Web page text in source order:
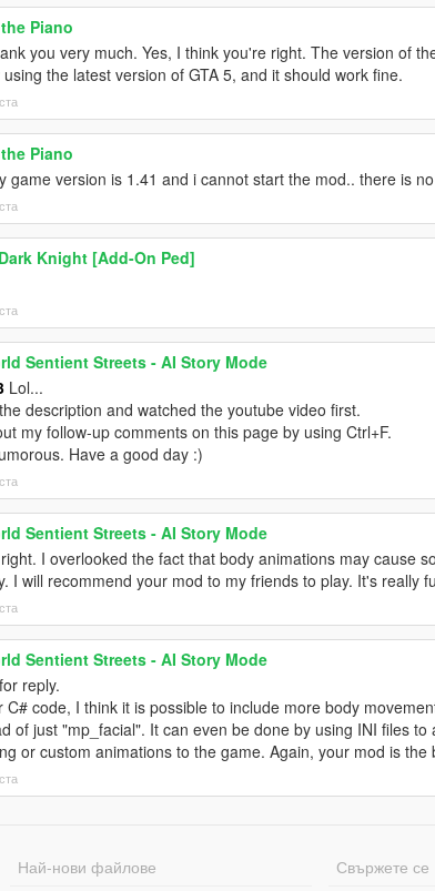
Piano
you very much. Yes, I think you're right. The version of
the latest version of GTA 5, and it should work fine.
Piano
game version is 1.41 and i cannot start the mod.. there is
Knight [Add-On Ped]
Sentient Streets - AI Story Mode
Lol...
description and watched the youtube video first.
my follow-up comments on this page by using Ctrl+F.
Have a good day :)
Sentient Streets - AI Story Mode
I overlooked the fact that body animations may cause
I will recommend your mod to my friends to play. It's really
Sentient Streets - AI Story Mode
reply.
C# code, I think it is possible to include more body
of just "mp_facial". It can even be done by using INI files to
or custom animations to the game. Again, your mod is the
Най-нови файлове Свържете се